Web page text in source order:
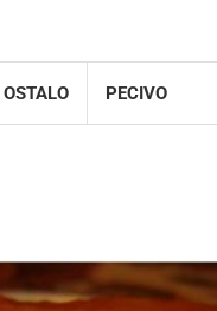
OSTALO PECIVO